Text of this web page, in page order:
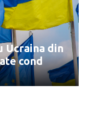
Unde și când
Ucraina din
cond